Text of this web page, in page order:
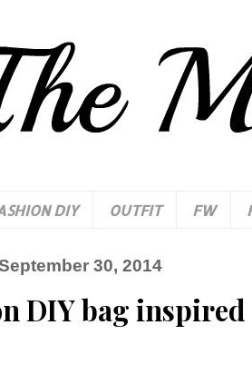
DIY OUTFIT FW
30, 2014
DIY bag inspired